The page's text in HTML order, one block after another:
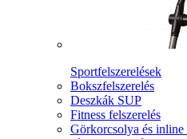
Sportfelszerelések
Bokszfelszerelés
Deszkák SUP
Fitness felszerelés
Görkorcsolya és inline